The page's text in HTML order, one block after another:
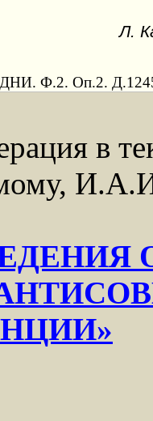
Л.
Ф.2. Оп.2.
в